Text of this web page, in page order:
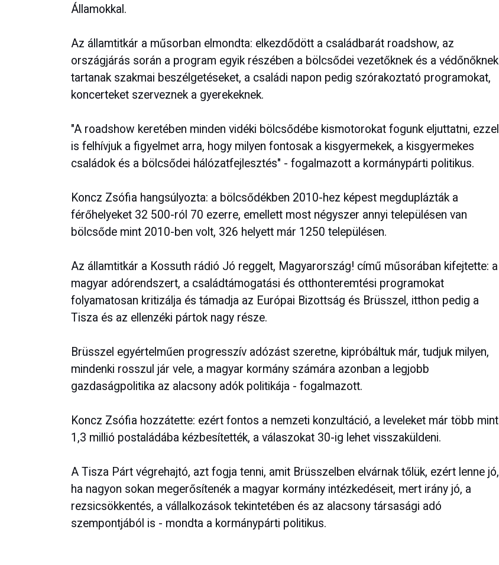
Államokkal.
Az államtitkár a műsorban elmondta: elkezdődött a családbarát roadshow, az
országjárás során a program egyik részében a bölcsődei vezetőknek és a védőnőknek
tartanak szakmai beszélgetéseket, a családi napon pedig szórakoztató programokat,
koncerteket szerveznek a gyerekeknek.
"A roadshow keretében minden vidéki bölcsődébe kismotorokat fogunk eljuttatni, ezzel
is felhívjuk a figyelmet arra, hogy milyen fontosak a kisgyermekek, a kisgyermekes
családok és a bölcsődei hálózatfejlesztés" - fogalmazott a kormánypárti politikus.
Koncz Zsófia hangsúlyozta: a bölcsődékben 2010-hez képest megduplázták a
férőhelyeket 32 500-ról 70 ezerre, emellett most négyszer annyi településen van
bölcsőde mint 2010-ben volt, 326 helyett már 1250 településen.
Az államtitkár a Kossuth rádió Jó reggelt, Magyarország! című műsorában kifejtette: a
magyar adórendszert, a családtámogatási és otthonteremtési programokat
folyamatosan kritizálja és támadja az Európai Bizottság és Brüsszel, itthon pedig a
Tisza és az ellenzéki pártok nagy része.
Brüsszel egyértelműen progresszív adózást szeretne, kipróbáltuk már, tudjuk milyen,
mindenki rosszul jár vele, a magyar kormány számára azonban a legjobb
gazdaságpolitika az alacsony adók politikája - fogalmazott.
Koncz Zsófia hozzátette: ezért fontos a nemzeti konzultáció, a leveleket már több mint
1,3 millió postaládába kézbesítették, a válaszokat 30-ig lehet visszaküldeni.
A Tisza Párt végrehajtó, azt fogja tenni, amit Brüsszelben elvárnak tőlük, ezért lenne jó,
ha nagyon sokan megerősítenék a magyar kormány intézkedéseit, mert irány jó, a
rezsicsökkentés, a vállalkozások tekintetében és az alacsony társasági adó
szempontjából is - mondta a kormánypárti politikus.